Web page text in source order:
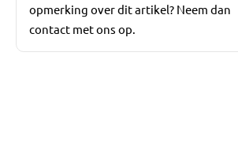
opmerking over dit artikel? Neem dan
contact met ons op.